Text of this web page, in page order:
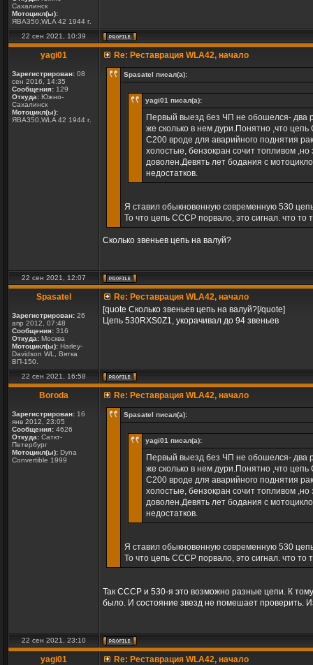
Сахалинск
Мотоцикл(ы):
ЯВА350,WLA 42 1944 г.
22 сен 2021, 10:39
yagi01
Зарегистрирован: 08
сен 2016, 14:35
Сообщения: 129
Откуда: Южно-
Сахалинск
Мотоцикл(ы):
ЯВА350,WLA 42 1944 г.
Re: Реставрация WLA42, начало
Spasatel писал(а):
yagi01 писал(а):
Первый выезд без ЧП не обошелся- два
же сколько в нем дури.Понятно ,что
С200 вроде для аварийного поднятия
холостые, бензокран сочит топливом
доволен.Девять лет бодания с
недостатков.
Я ставил обыкновенную современную 530
То что цепь СССР порвало, это сигнал. что то
Сколько звеньев цепь на валуй?
22 сен 2021, 12:07
Spasatel
Зарегистрирован: 26
апр 2012, 07:48
Сообщения: 316
Откуда: Москва
Мотоцикл(ы): Harley-
Davidson WL, Вятка
ВП-150.
Re: Реставрация WLA42, начало
[quote Сколько звеньев цепь на валуй?[/quote]
Цепь 530RXS0Z1, укорачивал до 94 звеньев
22 сен 2021, 16:58
Boroda
Зарегистрирован: 16
янв 2012, 23:05
Сообщения: 4626
Откуда: Саткт-
Петербург
Мотоцикл(ы): Dyna
Convertible 1999
Re: Реставрация WLA42, начало
Spasatel писал(а):
yagi01 писал(а):
Первый выезд без ЧП не обошелся- два
же сколько в нем дури.Понятно ,что
С200 вроде для аварийного поднятия
холостые, бензокран сочит топливом
доволен.Девять лет бодания с
недостатков.
Я ставил обыкновенную современную 530
То что цепь СССР порвало, это сигнал. что то
Так СССР и 530-я это возможно разные цепи. К
было. И состояние звезд не помешает проверить.
22 сен 2021, 23:10
yagi01 Re: Реставрация WLA42, начало